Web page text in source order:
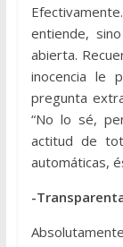
entiende,
abierta.
inocencia le
pregunta
“No lo sé,
actitud de
automáticas,
-